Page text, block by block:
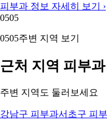
피부과 정보 자세히 보기 ›
0505
0505주변 지역 보기
근처 지역 피부과
주변 지역도 둘러보세요
강남구 피부과서초구 피